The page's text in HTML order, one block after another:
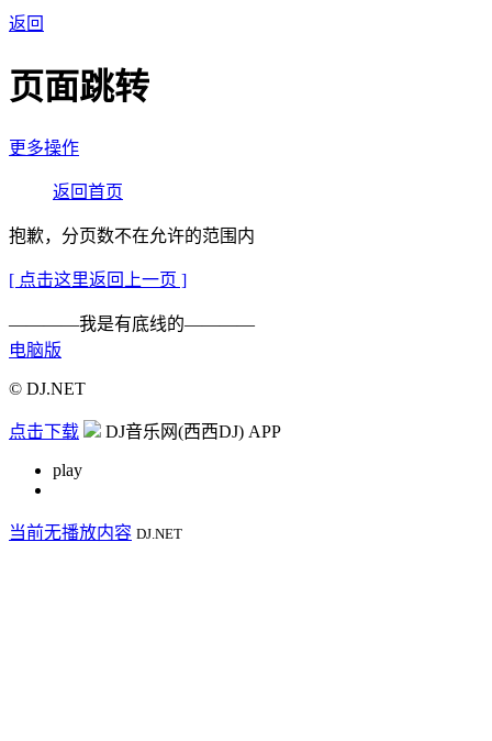
返回
页面跳转
更多操作
返回首页
抱歉，分页数不在允许的范围内
[ 点击这里返回上一页 ]
————我是有底线的————
电脑版
© DJ.NET
点击下载 DJ音乐网(西西DJ) APP
play
当前无播放内容 DJ.NET